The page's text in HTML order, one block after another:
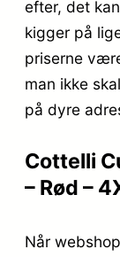
efter, det
kigger på
priserne
man ikke
på dyre
Cottelli
– Rød –
Når